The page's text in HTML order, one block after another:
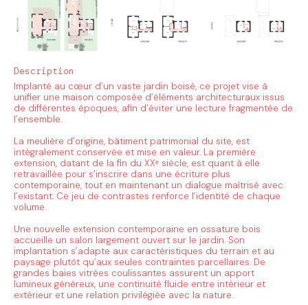
Description
Implanté au cœur d’un vaste jardin boisé, ce projet vise à
unifier une maison composée d’éléments architecturaux issus
de différentes époques, afin d’éviter une lecture fragmentée de
l’ensemble.
La meulière d’origine, bâtiment patrimonial du site, est
intégralement conservée et mise en valeur. La première
extension, datant de la fin du XXᵉ siècle, est quant à elle
retravaillée pour s’inscrire dans une écriture plus
contemporaine, tout en maintenant un dialogue maîtrisé avec
l’existant. Ce jeu de contrastes renforce l’identité de chaque
volume.
Une nouvelle extension contemporaine en ossature bois
accueille un salon largement ouvert sur le jardin. Son
implantation s’adapte aux caractéristiques du terrain et au
paysage plutôt qu’aux seules contraintes parcellaires. De
grandes baies vitrées coulissantes assurent un apport
lumineux généreux, une continuité fluide entre intérieur et
extérieur et une relation privilégiée avec la nature.